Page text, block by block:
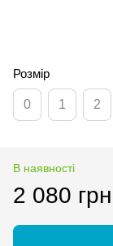
Розмір
0 1 2
В наявності
2 080 грн